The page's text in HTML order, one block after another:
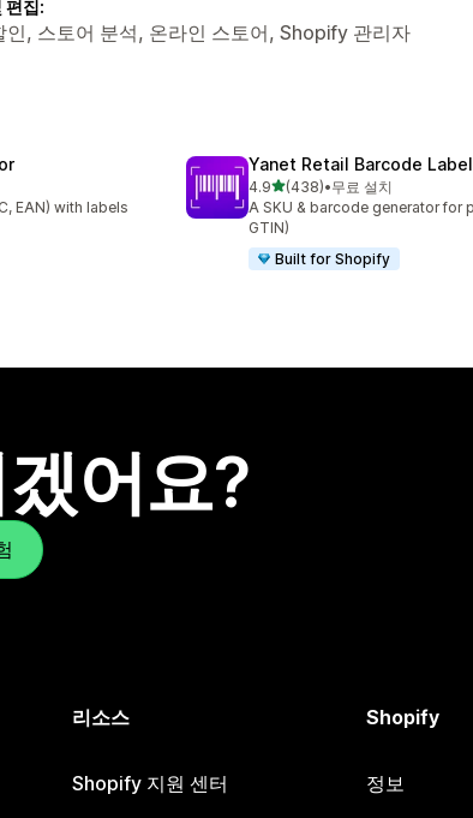
편집:
인, 스토어 분석, 온라인 스토어, Shopify 관리자
EAN) with labels
Yanet Retail Barcode
4.9별 5개 중
(438)
총 리뷰 438개
•무료 설치
A SKU & barcode generator for
GTIN)
Built for Shopify
어요?
리소스
Shopify 지원 센터
Shopify
정보